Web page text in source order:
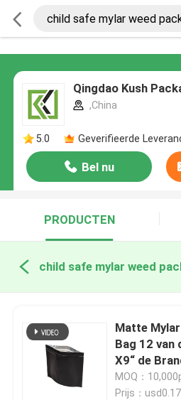
Qingdao Kush
,China
5.0 Geverifieerde
Bel nu
PRODUCTEN
Matte
Bag 12 van
X9“ de
Zakkind
MOQ：
Prijs：